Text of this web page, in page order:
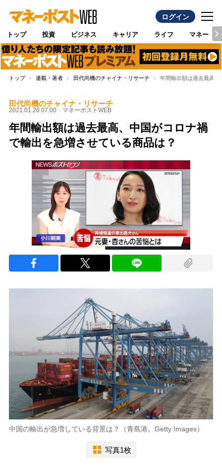
ログイン
トップ 投資 ビジネス キャリア ライフ マネー
トップ 連載・著者 田代尚機のチャイナ・リサーチ 年間輸出額は過去最高
田代尚機のチャイナ・リサーチ
2021.01.20 07:00 マネーポストWEB
年間輸出額は過去最高、中国がコロナ禍
で輸出を急増させている商品は？
中国の輸出が急増している背景は？（青島港。Getty Images）
写真1枚